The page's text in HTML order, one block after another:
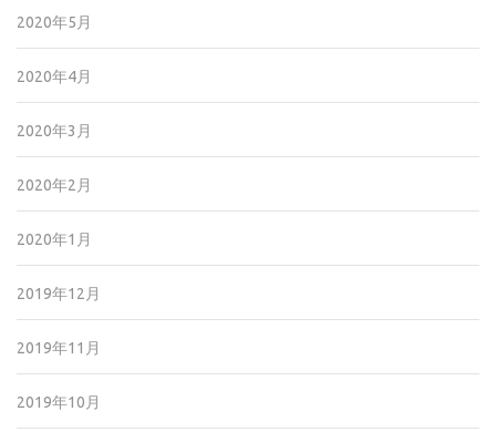
2020年5月
2020年4月
2020年3月
2020年2月
2020年1月
2019年12月
2019年11月
2019年10月